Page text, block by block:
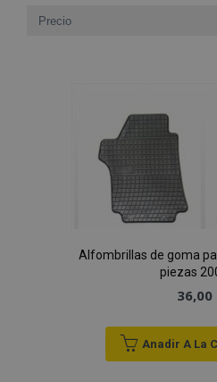
Alfombrillas de goma
piezas
36,00
Anadir A La